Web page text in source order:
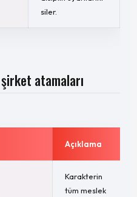
siler.
atamaları
Açıklama
Karakterin
tüm meslek